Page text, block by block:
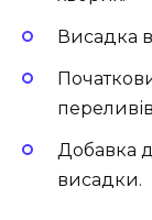
Висадка
Добавка
висадки.